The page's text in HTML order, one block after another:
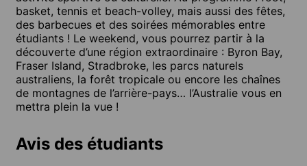
basket, tennis et beach-volley, mais aussi des fêtes,
des barbecues et des soirées mémorables entre
étudiants ! Le weekend, vous pourrez partir à la
découverte d’une région extraordinaire : Byron Bay,
Fraser Island, Stradbroke, les parcs naturels
australiens, la forêt tropicale ou encore les chaînes
de montagnes de l’arrière-pays… l’Australie vous en
mettra plein la vue !
Avis des étudiants